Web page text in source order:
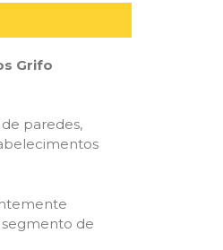
Grifo
paredes,
segmento de